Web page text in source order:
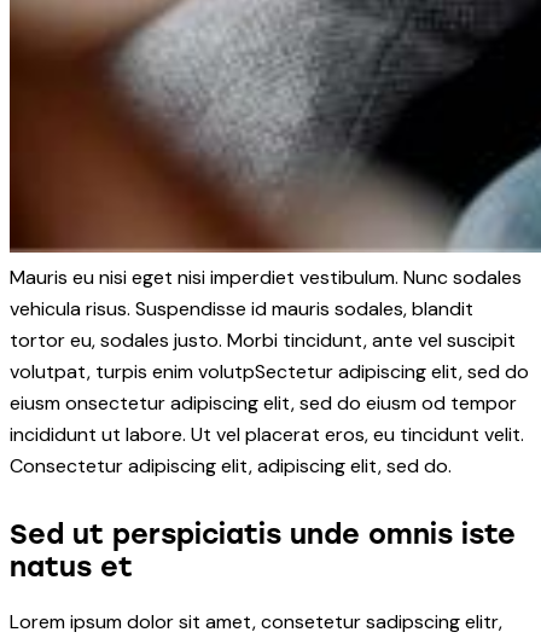
Mauris eu nisi eget nisi imperdiet vestibulum. Nunc sodales
vehicula risus. Suspendisse id mauris sodales, blandit
tortor eu, sodales justo. Morbi tincidunt, ante vel suscipit
volutpat, turpis enim volutpSectetur adipiscing elit, sed do
eiusm onsectetur adipiscing elit, sed do eiusm od tempor
incididunt ut labore. Ut vel placerat eros, eu tincidunt velit.
Consectetur adipiscing elit, adipiscing elit, sed do.
Sed ut perspiciatis unde omnis iste
natus et
Lorem ipsum dolor sit amet, consetetur sadipscing elitr,